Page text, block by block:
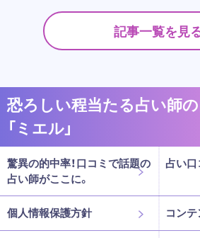
記事一覧を見
恐ろしい程当たる占い師
「ミエル」
驚異の的中率！口コミで話題の
占い師がここに。
占い
個人情報保護方針 コン